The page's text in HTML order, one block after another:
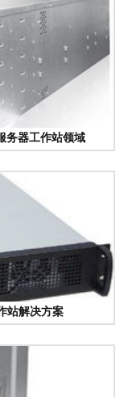
务器工作站领域
站解决方案